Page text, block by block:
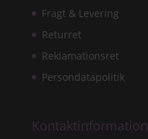
Fragt & Levering
Returret
Reklamationsret
Persondatapolitik
Kontaktinformation